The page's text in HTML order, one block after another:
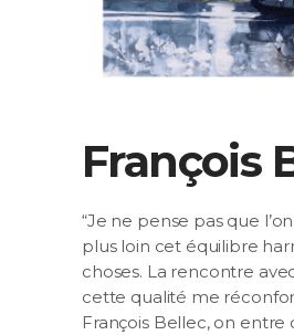
François
“Je ne pense pas que
plus loin cet équilibre
choses. La rencontre
cette qualité me
François Bellec, on entre